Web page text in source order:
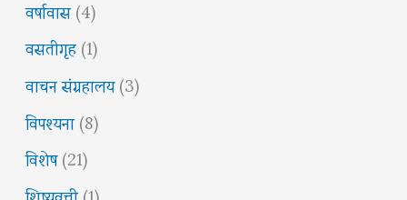
वर्षावास(4)
वसतीगृह(1)
वाचन संग्रहालय(3)
विपश्यना(8)
विशेष(21)